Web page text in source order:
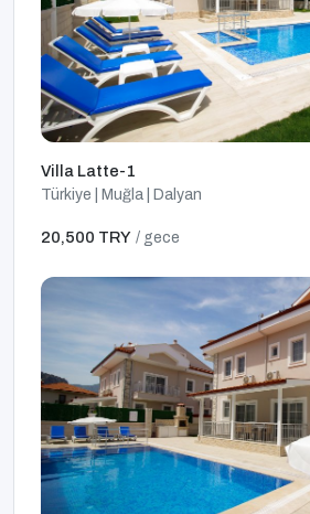
Villa Latte-1
Türkiye | Muğla | Dalyan
20,500 TRY / gece